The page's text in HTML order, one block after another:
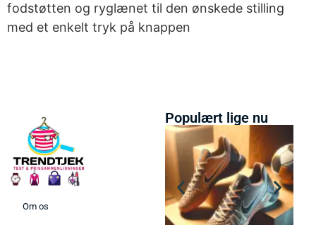
fodstøtten og ryglænet til den ønskede stilling
med et enkelt tryk på knappen
Om os
Populært lige nu